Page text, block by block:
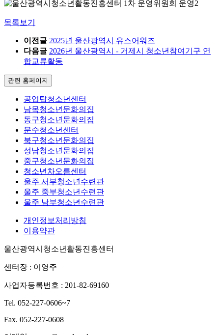
목록보기
이전글 2025년 울산광역시 유스어워즈
다음글 2026년 울산광역시 - 거제시 청소년참여기구 연
합교류활동
관련 홈페이지
공업탑청소년센터
남목청소년문화의집
동구청소년문화의집
문수청소년센터
북구청소년문화의집
성남청소년문화의집
중구청소년문화의집
청소년차오름센터
울주 서부청소년수련관
울주 중부청소년수련관
울주 남부청소년수련관
개인정보처리방침
이용약관
울산광역시청소년활동진흥센터
센터장 : 이영주
사업자등록번호 : 201-82-69160
Tel. 052-227-0606~7
Fax. 052-227-0608